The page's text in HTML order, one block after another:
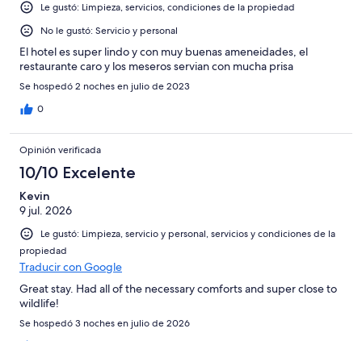
Le gustó: Limpieza, servicios, condiciones de la propiedad
No le gustó: Servicio y personal
El hotel es super lindo y con muy buenas ameneidades, el
restaurante caro y los meseros servian con mucha prisa
Se hospedó 2 noches en julio de 2023
0
Opinión verificada
10/10 Excelente
Kevin
9 jul. 2026
Le gustó: Limpieza, servicio y personal, servicios y condiciones de la
propiedad
Traducir con Google
Great stay. Had all of the necessary comforts and super close to
wildlife!
Se hospedó 3 noches en julio de 2026